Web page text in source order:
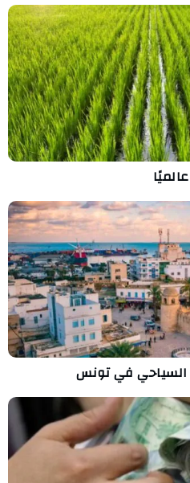
في تونس